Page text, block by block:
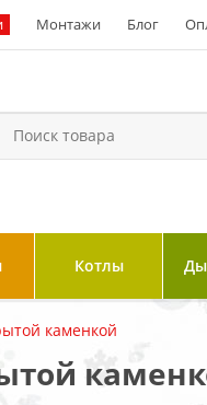
Монтажи Блог
Котлы
каменкой